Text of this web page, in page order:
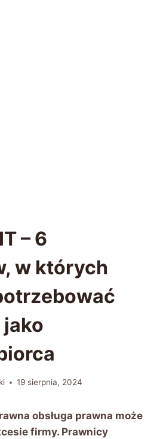
– 6
w których
19 sierpnia, 2024
obsługa prawna może
firmy. Prawnicy